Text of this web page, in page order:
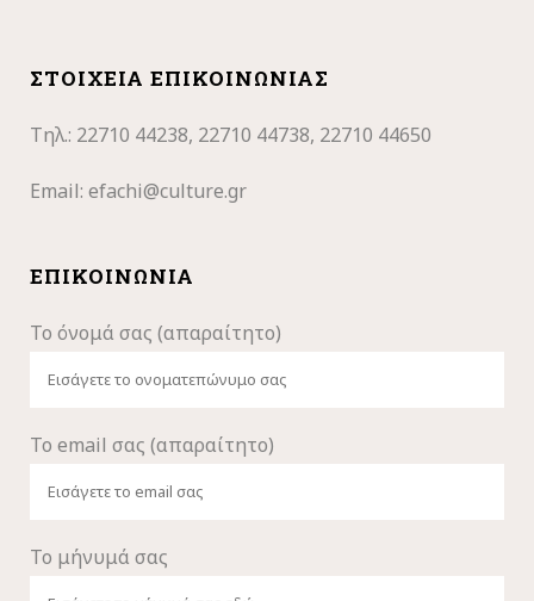
ΣΤΟΙΧΕΊΑ ΕΠΙΚΟΙΝΩΝΊΑΣ
Τηλ.: 22710 44238, 22710 44738, 22710 44650
Email: efachi@culture.gr
ΕΠΙΚΟΙΝΩΝΊΑ
Το όνομά σας (απαραίτητο)
Το email σας (απαραίτητο)
Το μήνυμά σας